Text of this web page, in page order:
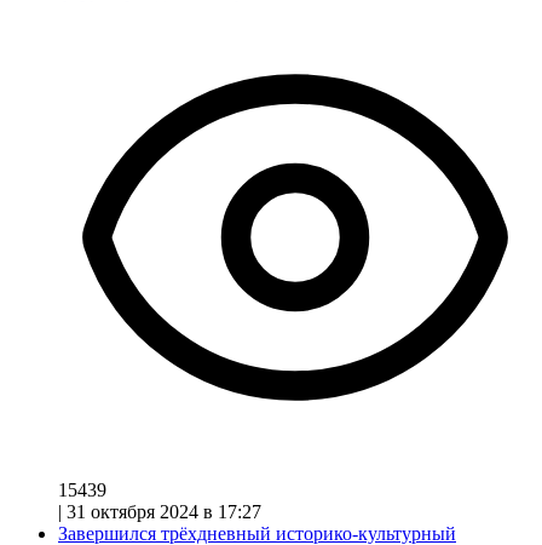
15439
| 31 октября 2024 в 17:27
Завершился трёхдневный историко-культурный